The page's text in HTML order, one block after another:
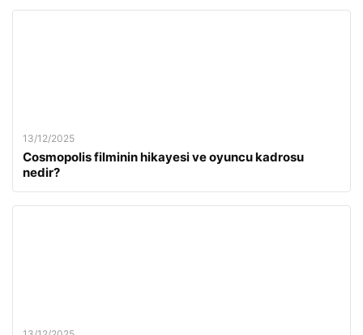
13/12/2025
Cosmopolis filminin hikayesi ve oyuncu kadrosu
nedir?